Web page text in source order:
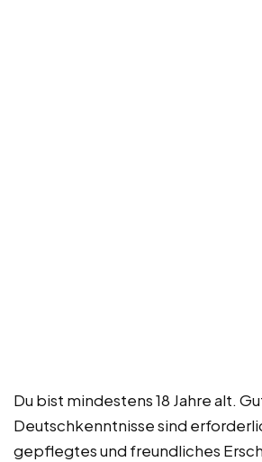
Du bist mindestens 18 Jahre alt.
Deutschkenntnisse sind
gepflegtes und freundliches